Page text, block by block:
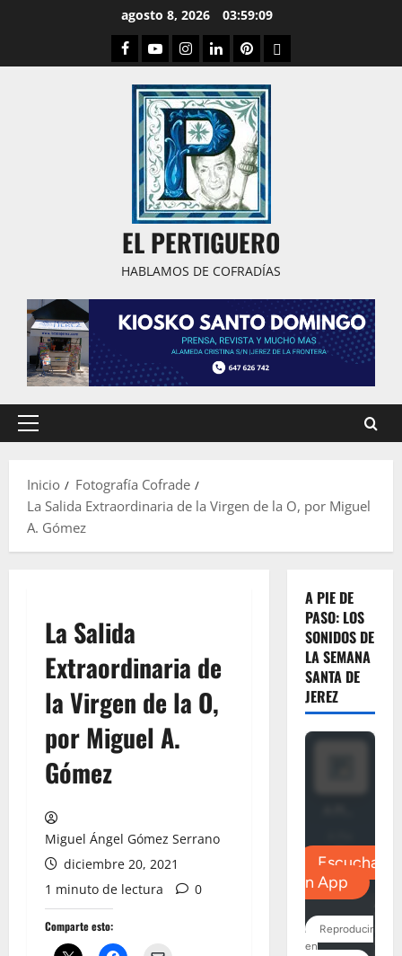
agosto 8, 2026 03:59:10
Facebook
YoutubeInstagram
LinkedPinterestDribbble
EL PERTIGUERO
HABLAMOS DE COFRADÍAS
Menú
Inicio
Fotografía Cofrade
La Salida Extraordinaria de la Virgen de la O, por Miguel
A. Gómez
La Salida
Extraordinaria de
la Virgen de la O,
por Miguel A.
Gómez
Miguel Ángel Gómez Serrano
diciembre 20, 2021
1 minuto de lectura
0
Comparte esto:
A PIE DE
PASO: LOS
SONIDOS DE
LA SEMANA
SANTA DE
JEREZ